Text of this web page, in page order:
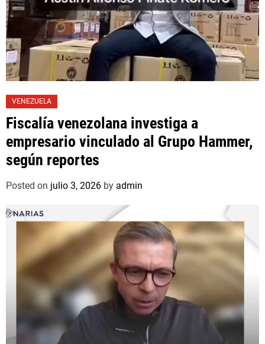
VENEZUELA
Fiscalía venezolana investiga a
empresario vinculado al Grupo Hammer,
según reportes
Posted on julio 3, 2026 by admin